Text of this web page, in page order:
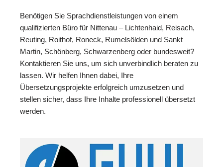
Benötigen Sie Sprachdienstleistungen von einem
qualifizierten Büro für Nittenau – Lichtenhaid, Reisach,
Reuting, Roithof, Roneck, Rumelsölden und Sankt
Martin, Schönberg, Schwarzenberg oder bundesweit?
Kontaktieren Sie uns, um sich unverbindlich beraten zu
lassen. Wir helfen Ihnen dabei, Ihre
Übersetzungsprojekte erfolgreich umzusetzen und
stellen sicher, dass Ihre Inhalte professionell übersetzt
werden.